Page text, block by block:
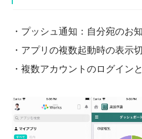
・プッシュ通知：自分宛のお
・アプリの複数起動時の表示切
・複数アカウントのログインと